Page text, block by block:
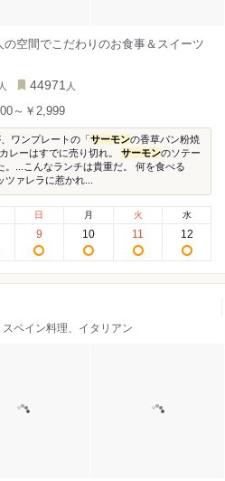
の空間でこだわりのお食事＆スイーツ
人 44971 人
～￥2,999
ワンプレートの「 サーモンの香草パン粉焼
レーはすでに売り切れ。 サーモンのソテー
。...こんなランチは貴重だ。 何を食べる
ツァレラに惹かれ...
日
9
月
10
火
11
水
12
ペイン料理、イタリアン